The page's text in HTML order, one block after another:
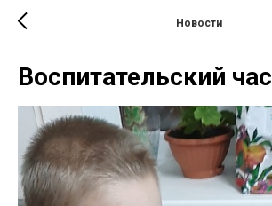
Новости
Воспитательский час